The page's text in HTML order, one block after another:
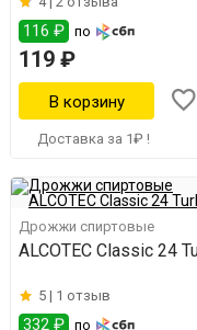
116 ₽ по
119 ₽
Доставка за 1₽ !
Дрожжи спиртовые
ALCOTEC Classic 24
5 | 1 отзыв
332 ₽ по